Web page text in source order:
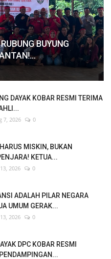
BUYUNG
DAYAK KOBAR RESMI TERIMA
7, 2026 0
MISKIN, BUKAN
KETUA...
2026 0
ADALAH PILAR NEGARA
UMUM GERAK...
2026 0
DPC KOBAR RESMI